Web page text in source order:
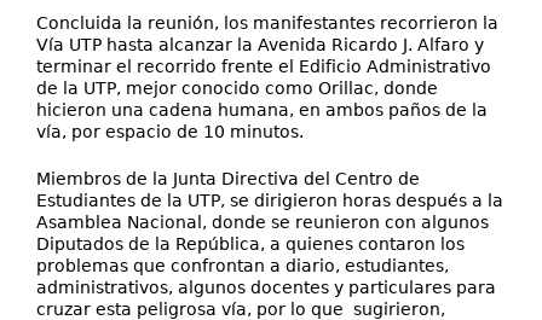
Concluida la reunión, los manifestantes recorrieron la
Vía UTP hasta alcanzar la Avenida Ricardo J. Alfaro y
terminar el recorrido frente el Edificio Administrativo
de la UTP, mejor conocido como Orillac, donde
hicieron una cadena humana, en ambos paños de la
vía, por espacio de 10 minutos.
Miembros de la Junta Directiva del Centro de
Estudiantes de la UTP, se dirigieron horas después a la
Asamblea Nacional, donde se reunieron con algunos
Diputados de la República, a quienes contaron los
problemas que confrontan a diario, estudiantes,
administrativos, algunos docentes y particulares para
cruzar esta peligrosa vía, por lo que sugirieron,